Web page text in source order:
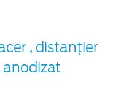
, distanțier
anodizat